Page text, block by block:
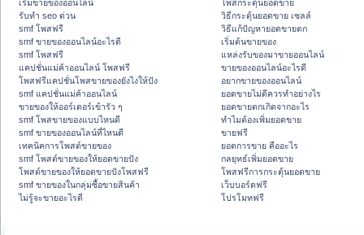
เริ่มขายของออนไลน์
รับทำ seo ด่วน
smf โพสฟรี
smf ขายของออนไลน์อะไรดี
smf โพสฟรี
แคปชั่นแม่ค้าออนไลน์ โพสฟรี
โพสฟรีแคปชั่นโพสขายของยังไงให้ปัง
smf แคปชั่นแม่ค้าออนไลน์
ขายของให้ออร์เดอร์เข้ารัว ๆ
smf โพสขายของแบบไหนดี
smf ขายของออนไลน์ที่ไหนดี
เทคนิคการโพสต์ขายของ
smf โพสต์ขายของให้ยอดขายปัง
โพสต์ขายของให้ยอดขายปังโพสฟรี
smf ขายของในกลุ่มซื้อขายสินค้า
ไม่รู้จะขายอะไรดี
โพสกระตุ้นยอดขาย
วิธีกระตุ้นยอดขาย เซลล์
วิธีแก้ปัญหายอดขายตก
เริ่มต้นขายของ
แหล่งรับของมาขายออนไลน์
ขายของออนไลน์อะไรดี
อยากขายของออนไลน์
ยอดขายไม่ดีควรทำอย่างไร
ยอดขายตกเกิดจากอะไร
ทำไมต้องเพิ่มยอดขาย
ขายฟรี
ยอดการขาย คืออะไร
กลยุทธ์เพิ่มยอดขาย
โพสฟรีการกระตุ้นยอดขาย
เว็บบอร์ดฟรี
โปรโมทฟรี